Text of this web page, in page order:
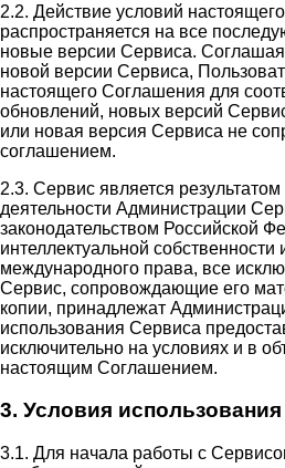
2.2. Действие условий
распространяется на все
новые версии Сервиса.
новой версии Сервиса,
настоящего Соглашения для
обновлений, новых версий
или новая версия Сервиса не
соглашением.
2.3. Сервис является результатом
деятельности Администрации
законодательством Российской
интеллектуальной
международного права, все
Сервис, сопровождающие его
копии, принадлежат
использования Сервиса
исключительно на условиях и в
настоящим Соглашением.
3. Условия
3.1. Для начала работы с